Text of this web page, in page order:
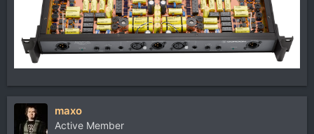
maxo
Active Member